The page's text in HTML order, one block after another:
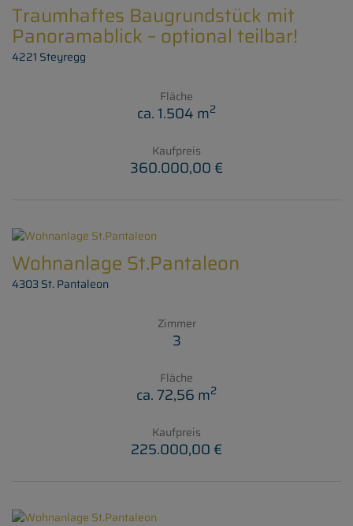
Traumhaftes Baugrundstück mit
Panoramablick – optional teilbar!
4221 Steyregg
Fläche
ca. 1.504 m2
Kaufpreis
360.000,00 €
Wohnanlage St.Pantaleon
4303 St. Pantaleon
Zimmer
3
Fläche
ca. 72,56 m2
Kaufpreis
225.000,00 €